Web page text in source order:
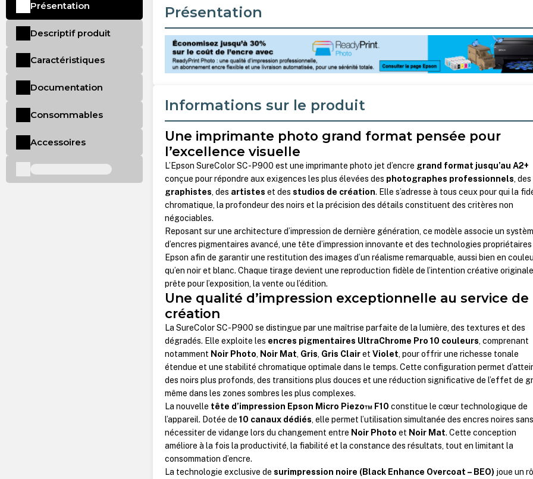
Présentation
Informations sur le produit
Une imprimante photo grand format pensée pour
l’excellence visuelle
L’Epson SureColor SC-P900 est une imprimante photo jet d’encre grand format jusqu’au A2+
conçue pour répondre aux exigences les plus élevées des photographes professionnels, des
graphistes, des artistes et desstudios de création. Elle s’adresse à tous ceux pour qui la
chromatique, la profondeur des noirs et la précision des détails constituent des critères non
négociables.
Reposant sur une architecture d’impression de dernière génération, ce modèle associe un
d’encres pigmentaires avancé, une tête d’impression innovante et des technologies propriétaires
Epson afin de garantir une restitution des images d’un réalisme remarquable, aussi bien en
qu’en noir et blanc. Chaque tirage devient une reproduction fidèle de l’intention créative
prête pour l’exposition, la vente ou l’édition.
Une qualité d’impression exceptionnelle au service de
création
La SureColor SC-P900 se distingue par une maîtrise parfaite de la lumière, des textures et des
dégradés. Elle exploite les encres pigmentaires UltraChrome Pro 10 couleurs, comprenant
notamment Noir Photo, Noir Mat, Gris, Gris ClairetViolet, pour offrir une richesse tonale
étendue et une stabilité chromatique optimale dans le temps. Cette configuration permet
des noirs plus profonds, des transitions plus douces et une réduction significative de l’effet de
même dans les zones sombres les plus complexes.
La nouvelle tête d’impression Epson Micro Piezo™ F10 constitue le cœur technologique de
l’appareil. Dotée de10 canaux dédiés, elle permet l’utilisation simultanée des encres noires sans
nécessiter de vidange lors du changement entre Noir Photo et Noir Mat. Cette conception
améliore à la fois la productivité, la fiabilité et la constance des résultats, tout en limitant la
consommation d’encre.
La technologie exclusive desurimpression noire (Black Enhance Overcoat – BEO) joue un
Présentation
Descriptif produit
Caractéristiques
Documentation
Consommables
Accessoires